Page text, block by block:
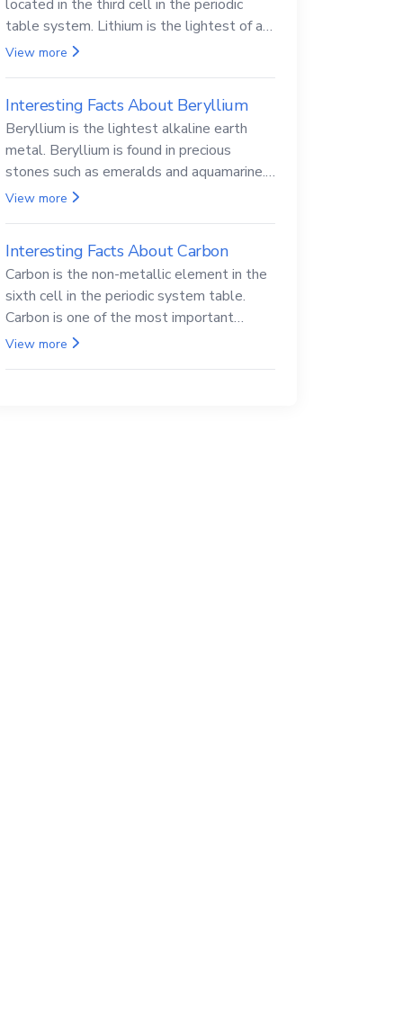
located in the third cell in the periodic
table system. Lithium is the lightest of all
solid metals and can cut a knife.
View more
Interesting Facts About Beryllium
Beryllium is the lightest alkaline earth
metal. Beryllium is found in precious
stones such as emeralds and aquamarine.
Beryllium and its compounds are both
View more
Interesting Facts About Carbon
Carbon is the non-metallic element in the
sixth cell in the periodic system table.
Carbon is one of the most important
elements in all life, it is also known as the
View more